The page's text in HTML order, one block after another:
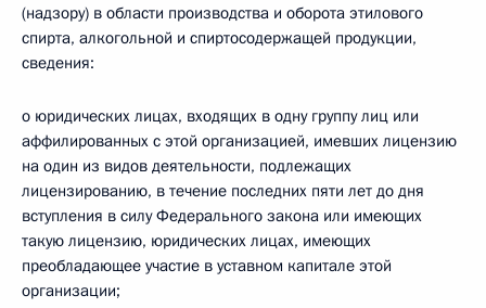
(надзору) в области производства и оборота этилового
спирта, алкогольной и спиртосодержащей продукции,
сведения:
о юридических лицах, входящих в одну группу лиц или
аффилированных с этой организацией, имевших лицензию
на один из видов деятельности, подлежащих
лицензированию, в течение последних пяти лет до дня
вступления в силу Федерального закона или имеющих
такую лицензию, юридических лицах, имеющих
преобладающее участие в уставном капитале этой
организации;